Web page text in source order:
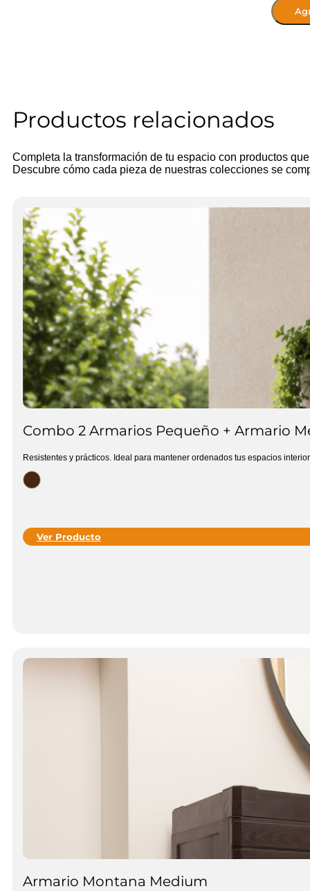
Large
cantidad
Productos relacionados
Completa la transformación de tu espacio con productos
Descubre cómo cada pieza de nuestras colecciones se
Combo 2 Armarios Pequeño + Armario
Resistentes y prácticos. Ideal para mantener ordenados tus espacios
Ver Producto
Armario Montana Medium